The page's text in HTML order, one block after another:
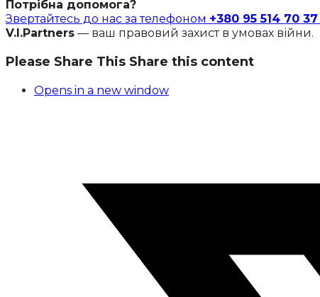
Потрібна допомога?
Звертайтесь до нас за телефоном +380 95 514 70 37
V.I.Partners — ваш правовий захист в умовах війни.
Please Share This Share this content
Opens in a new window